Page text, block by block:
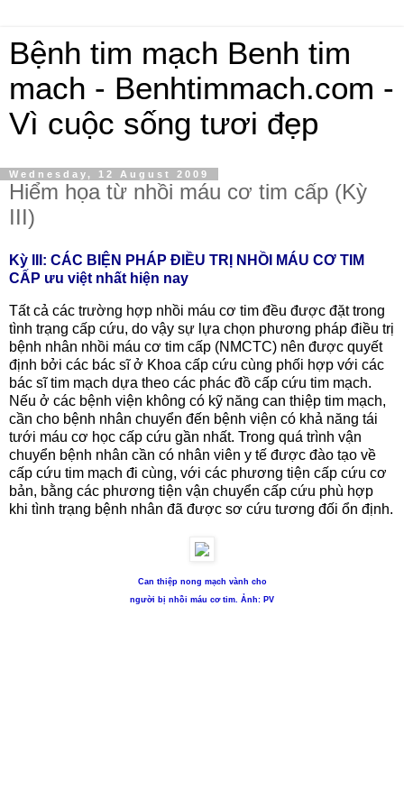
Bệnh tim mạch Benh tim
mach - Benhtimmach.com -
Vì cuộc sống tươi đẹp
Wednesday, 12 August 2009
Hiểm họa từ nhồi máu cơ tim cấp (Kỳ
III)
Kỳ III: CÁC BIỆN PHÁP ĐIỀU TRỊ NHỒI MÁU CƠ TIM
CẤP ưu việt nhất hiện nay
Tất cả các trường hợp nhồi máu cơ tim đều được đặt trong
tình trạng cấp cứu, do vậy sự lựa chọn phương pháp điều trị
bệnh nhân nhồi máu cơ tim cấp (NMCTC) nên được quyết
định bởi các bác sĩ ở Khoa cấp cứu cùng phối hợp với các
bác sĩ tim mạch dựa theo các phác đồ cấp cứu tim mạch.
Nếu ở các bệnh viện không có kỹ năng can thiệp tim mạch,
cần cho bệnh nhân chuyển đến bệnh viện có khả năng tái
tưới máu cơ học cấp cứu gần nhất. Trong quá trình vận
chuyển bệnh nhân cần có nhân viên y tế được đào tạo về
cấp cứu tim mạch đi cùng, với các phương tiện cấp cứu cơ
bản, bằng các phương tiện vận chuyển cấp cứu phù hợp
khi tình trạng bệnh nhân đã được sơ cứu tương đối ổn định.
Can thiệp nong mạch vành cho
người bị nhồi máu cơ tim. Ảnh: PV